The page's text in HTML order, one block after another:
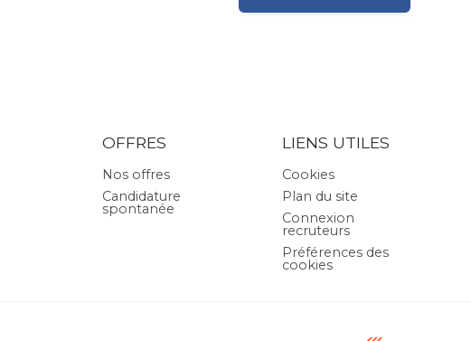
OFFRES
Nos offres
Candidature
spontanée
LIENS UTILES
Cookies
Plan du site
Connexion
recruteurs
Préférences des
cookies